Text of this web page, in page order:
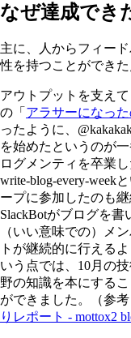
なぜ達成でき
主に、人からフィー
性を持つことができ
アウトプットを支え
の「 アラサーになっ
ったように、
を始めたというのが
ログメンティを卒業
write-blog-every-week
ープに参加したのも
SlackBotがブログを書
（いい意味での）メ
トが継続的に行える
いう点では、10月の
野の知識を本にする
ができました。（参考
りレポート - mottox2